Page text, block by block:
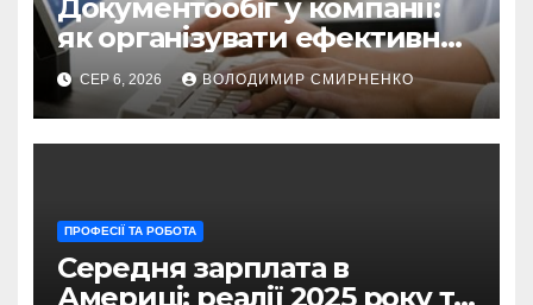
Документообіг у компанії:
як організувати ефективну
систему управління
СЕР 6, 2026 ВОЛОДИМИР СМИРНЕНКО
ПРОФЕСІЇ ТА РОБОТА
Середня зарплата в
Америці: реалії 2025 року та